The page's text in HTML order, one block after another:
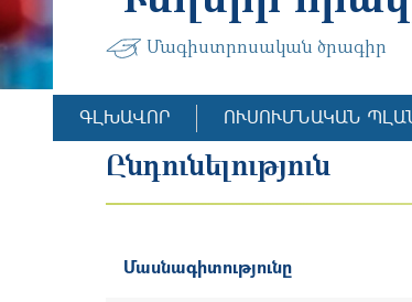
Մագիստրոսական ծրագիր
ԳԼԽԱՎՈՐ ՈՒՍՈՒՄՆԱԿԱՆ
Ընդունելություն
Մասնագիտությունը